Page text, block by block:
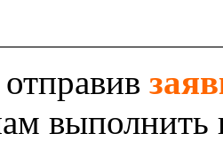
выполнить